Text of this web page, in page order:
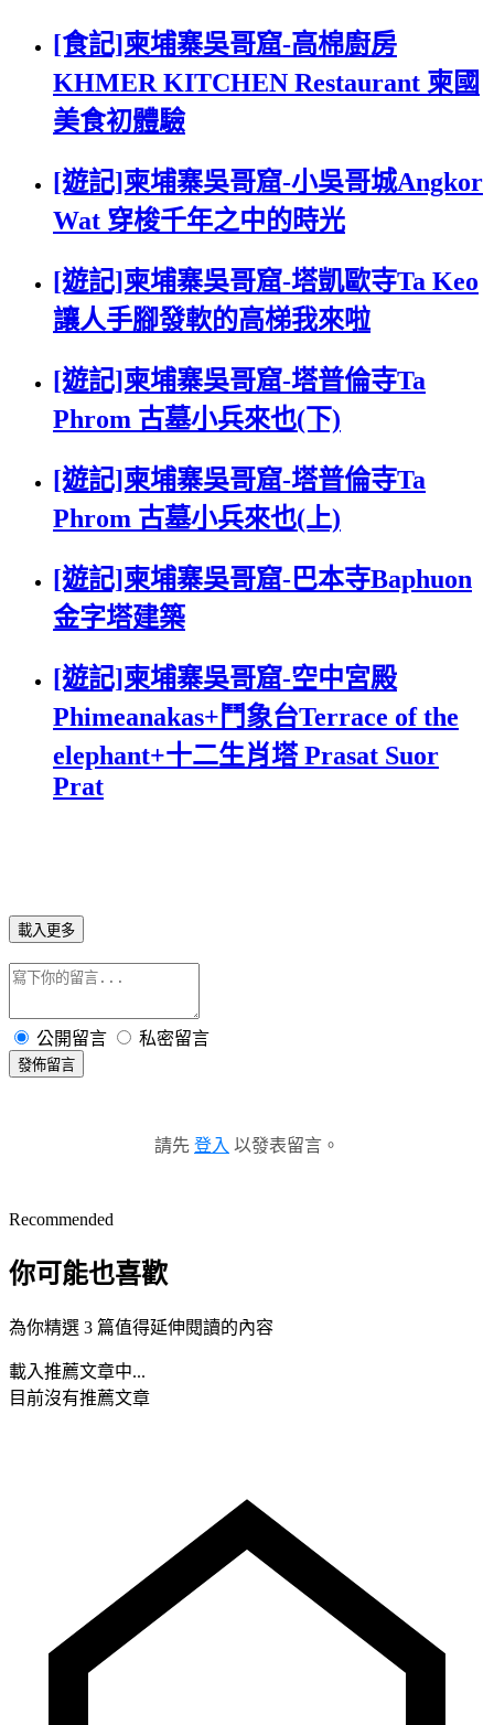
[食記]柬埔寨吳哥窟-高棉廚房
KHMER KITCHEN Restaurant 柬國
美食初體驗
[遊記]柬埔寨吳哥窟-小吳哥城Angkor
Wat 穿梭千年之中的時光
[遊記]柬埔寨吳哥窟-塔凱歐寺Ta Keo
讓人手腳發軟的高梯我來啦
[遊記]柬埔寨吳哥窟-塔普倫寺Ta
Phrom 古墓小兵來也(下)
[遊記]柬埔寨吳哥窟-塔普倫寺Ta
Phrom 古墓小兵來也(上)
[遊記]柬埔寨吳哥窟-巴本寺Baphuon
金字塔建築
[遊記]柬埔寨吳哥窟-空中宮殿
Phimeanakas+鬥象台Terrace of the
elephant+十二生肖塔 Prasat Suor
Prat
載入更多
公開留言 私密留言
發佈留言
請先 登入 以發表留言。
Recommended
你可能也喜歡
為你精選 3 篇值得延伸閱讀的內容
載入推薦文章中...
目前沒有推薦文章